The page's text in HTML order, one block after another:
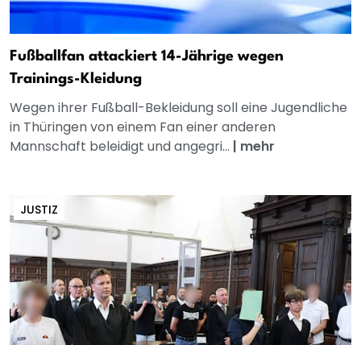
Fußballfan attackiert 14-Jährige wegen
Trainings-Kleidung
Wegen ihrer Fußball-Bekleidung soll eine Jugendliche
in Thüringen von einem Fan einer anderen
Mannschaft beleidigt und angegri... | mehr
JUSTIZ